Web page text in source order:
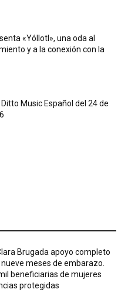
«Yóllotl», una oda al
y a la conexión con la
Music Español del 24 de
Brugada apoyo completo
meses de embarazo.
beneficiarias de mujeres
protegidas